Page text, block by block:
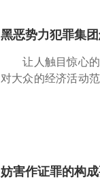
黑恶势力犯罪集
让人触目惊心的
对大众的经济活动
妨害作证罪的构